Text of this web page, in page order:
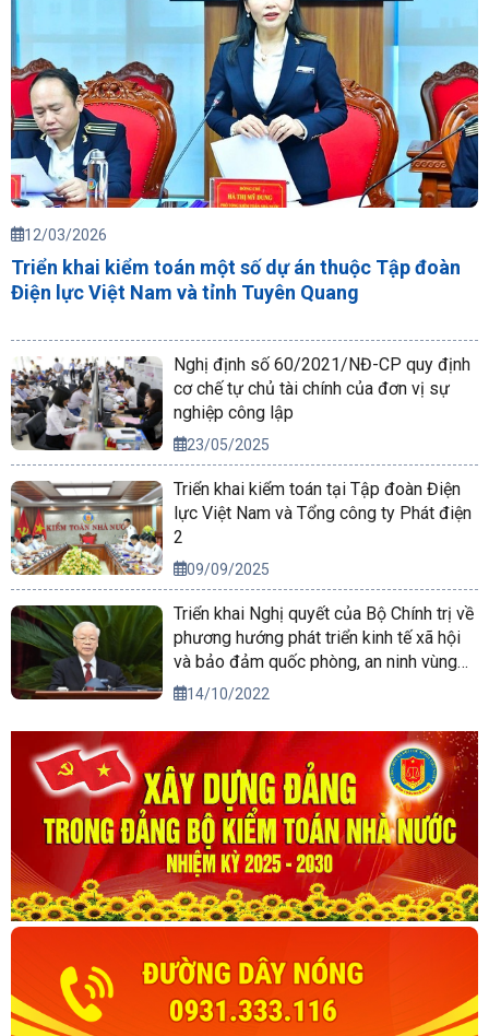
12/03/2026
Triển khai kiểm toán một số dự án thuộc Tập đoàn
Điện lực Việt Nam và tỉnh Tuyên Quang
Nghị định số 60/2021/NĐ-CP quy định
cơ chế tự chủ tài chính của đơn vị sự
nghiệp công lập
23/05/2025
Triển khai kiểm toán tại Tập đoàn Điện
lực Việt Nam và Tổng công ty Phát điện
2
09/09/2025
Triển khai Nghị quyết của Bộ Chính trị về
phương hướng phát triển kinh tế xã hội
và bảo đảm quốc phòng, an ninh vùng
Tây Nguyên đến năm 2030, tầm nhìn
14/10/2022